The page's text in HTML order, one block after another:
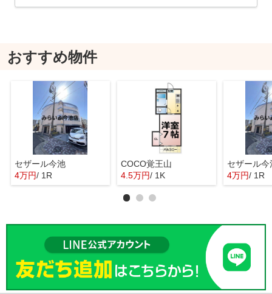
おすすめ物件
セザール今池
4万円/ 1R
COCO覚王山
4.5万円/ 1K
セザール今
4万円/ 1R